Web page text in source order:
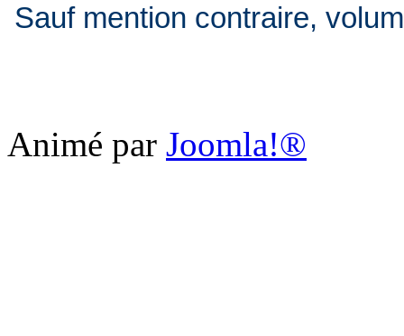
Sauf mention contraire,
Animé par Joomla!®